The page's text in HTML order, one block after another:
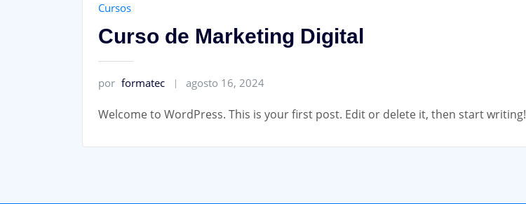
Cursos
Curso de Marketing Digital
por formatec agosto 16, 2024
Welcome to WordPress. This is your first post. Edit or delete it, then start writing!